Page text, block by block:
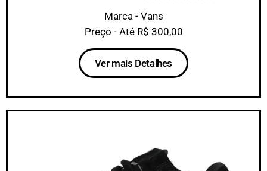
Marca - Vans
Preço - Até R$ 300,00
Ver mais Detalhes